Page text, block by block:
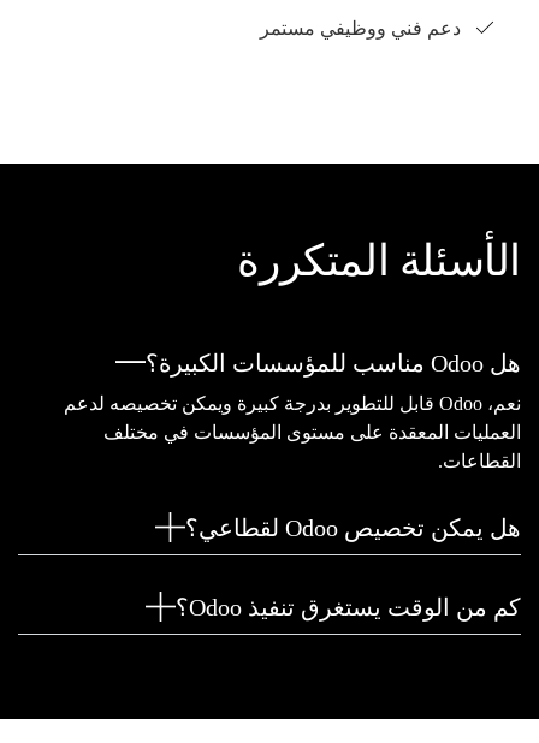
دعم فني ووظيفي مستمر
الأسئلة المتكررة
هل Odoo مناسب للمؤسسات الكبيرة؟
نعم، Odoo قابل للتطوير بدرجة كبيرة ويمكن تخصيصه لدعم
العمليات المعقدة على مستوى المؤسسات في مختلف
القطاعات.
هل يمكن تخصيص Odoo لقطاعي؟
كم من الوقت يستغرق تنفيذ Odoo؟